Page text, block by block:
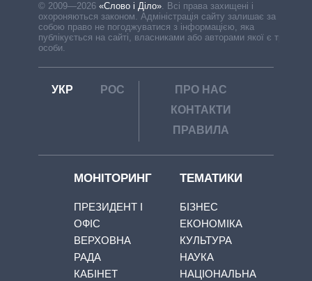
© 2009—2026 «Слово і Діло». Всі права захищені і
охороняються законом. Адміністрація сайту залишає за
собою право не погоджуватися з інформацією, яка
публікується на сайті, власниками або авторами якої є треті
особи.
УКР РОС
ПРО НАС
КОНТАКТИ
ПРАВИЛА
МОНІТОРИНГ
ПРЕЗИДЕНТ І
ОФІС
ВЕРХОВНА
РАДА
КАБІНЕТ
ТЕМАТИКИ
БІЗНЕС
ЕКОНОМІКА
КУЛЬТУРА
НАУКА
НАЦІОНАЛЬНА